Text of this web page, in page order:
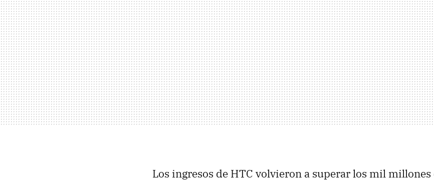
Los ingresos de HTC volvieron a superar los mil